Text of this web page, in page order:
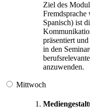
Ziel des
Fremdsprache
Spanisch) ist
präsentiert
in den
anzuwenden.
Mittwoch